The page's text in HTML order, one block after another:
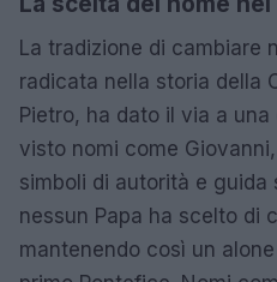
La tradizione di cambiare
radicata nella storia della
Pietro, ha dato il via a
visto nomi come
simboli di autorità e guida
nessun Papa ha scelto di
mantenendo così un